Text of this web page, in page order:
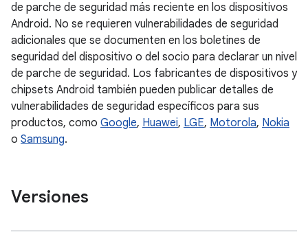
de parche de seguridad más reciente en los dispositivos
Android. No se requieren vulnerabilidades de seguridad
adicionales que se documenten en los boletines de
seguridad del dispositivo o del socio para declarar un nivel
de parche de seguridad. Los fabricantes de dispositivos y
chipsets Android también pueden publicar detalles de
vulnerabilidades de seguridad específicos para sus
productos, como Google, Huawei, LGE, Motorola, Nokia
o Samsung.
Versiones